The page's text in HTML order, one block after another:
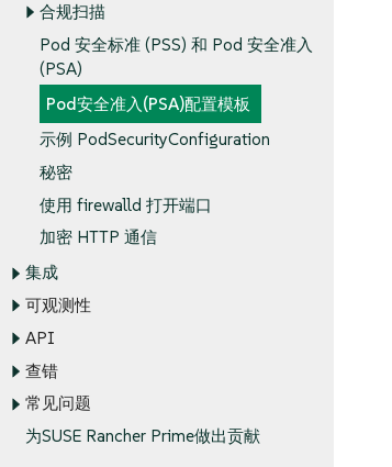
合规扫描
Pod 安全标准 (PSS) 和 Pod 安全准入
(PSA)
Pod安全准入(PSA)配置模板
示例 PodSecurityConfiguration
秘密
使用 firewalld 打开端口
加密 HTTP 通信
集成
可观测性
API
查错
常见问题
为SUSE Rancher Prime做出贡献